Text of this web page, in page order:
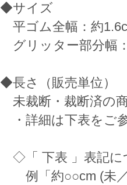
◆サイズ
平ゴム全幅：約
グリッター部分幅
◆長さ（販売単位）
未裁断・裁断済の
・詳細は下表をご
◇「 下表 」表記に
例「約○○cm (未／